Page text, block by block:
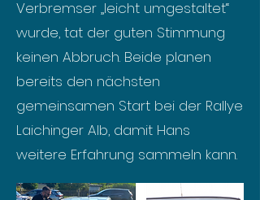
Verbremser „leicht umgestaltet“
wurde, tat der guten Stimmung
keinen Abbruch. Beide planen
bereits den nächsten
gemeinsamen Start bei der Rallye
Laichinger Alb, damit Hans
weitere Erfahrung sammeln kann.